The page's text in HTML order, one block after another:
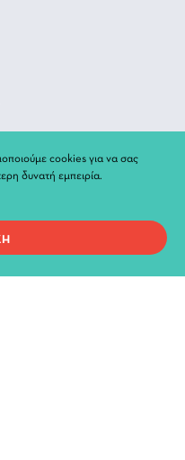
cookies για να σας
δυνατή εμπειρία.